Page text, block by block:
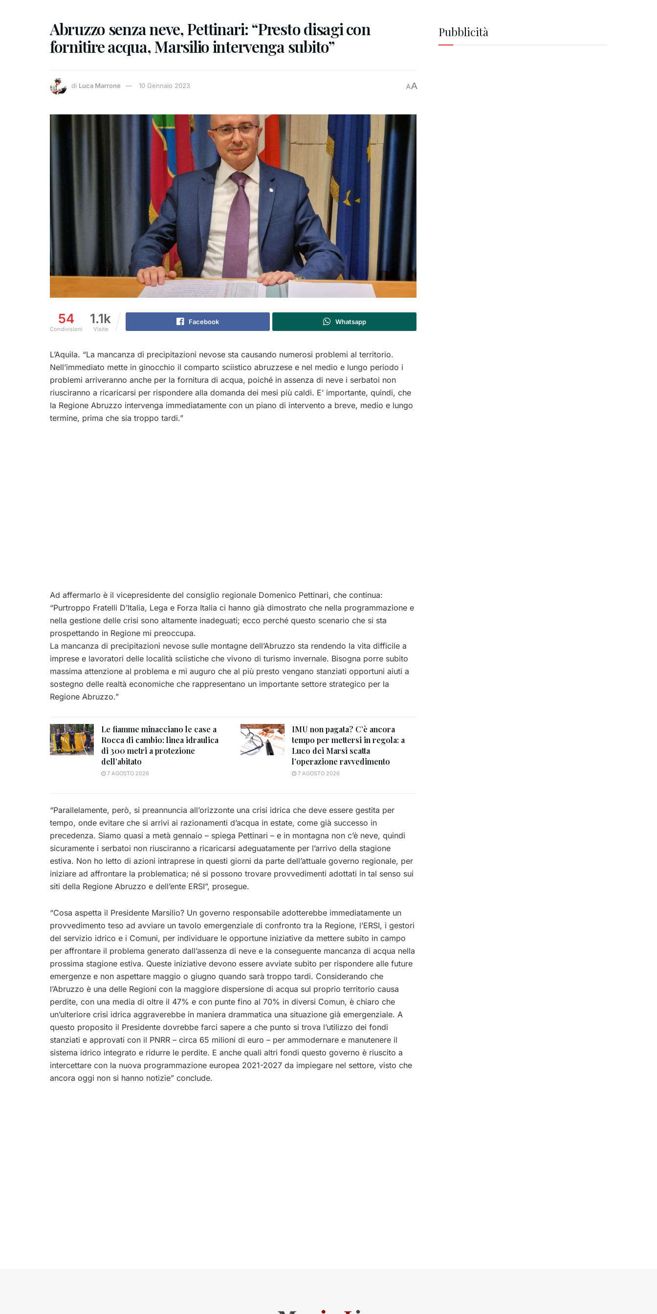
Abruzzo senza neve, Pettinari: “Presto disagi con
fornitire acqua, Marsilio intervenga subito”
di Luca Marrone 10 Gennaio 2023 AA
54
Condivisioni
1.1k
Visite
Facebook Whatsapp
L’Aquila. “La mancanza di precipitazioni nevose sta causando numerosi problemi al territorio.
Nell’immediato mette in ginocchio il comparto sciistico abruzzese e nel medio e lungo periodo i
problemi arriveranno anche per la fornitura di acqua, poiché in assenza di neve i serbatoi non
riusciranno a ricaricarsi per rispondere alla domanda dei mesi più caldi. E’ importante, quindi, che
la Regione Abruzzo intervenga immediatamente con un piano di intervento a breve, medio e lungo
termine, prima che sia troppo tardi.”
Ad affermarlo è il vicepresidente del consiglio regionale Domenico Pettinari, che continua:
“Purtroppo Fratelli D’Italia, Lega e Forza Italia ci hanno già dimostrato che nella programmazione e
nella gestione delle crisi sono altamente inadeguati; ecco perché questo scenario che si sta
prospettando in Regione mi preoccupa.
La mancanza di precipitazioni nevose sulle montagne dell’Abruzzo sta rendendo la vita difficile a
imprese e lavoratori delle località sciistiche che vivono di turismo invernale. Bisogna porre subito
massima attenzione al problema e mi auguro che al più presto vengano stanziati opportuni aiuti a
sostegno delle realtà economiche che rappresentano un importante settore strategico per la
Regione Abruzzo.”
Le fiamme minacciano le case a
Rocca di cambio: linea idraulica
di 300 metri a protezione
dell’abitato
7 AGOSTO 2026
IMU non pagata? C’è ancora
tempo per mettersi in regola: a
Luco dei Marsi scatta
l’operazione ravvedimento
7 AGOSTO 2026
“Parallelamente, però, si preannuncia all’orizzonte una crisi idrica che deve essere gestita per
tempo, onde evitare che si arrivi ai razionamenti d’acqua in estate, come già successo in
precedenza. Siamo quasi a metà gennaio – spiega Pettinari – e in montagna non c’è neve, quindi
sicuramente i serbatoi non riusciranno a ricaricarsi adeguatamente per l’arrivo della stagione
estiva. Non ho letto di azioni intraprese in questi giorni da parte dell’attuale governo regionale, per
iniziare ad affrontare la problematica; né si possono trovare provvedimenti adottati in tal senso sui
siti della Regione Abruzzo e dell’ente ERSI”, prosegue.
“Cosa aspetta il Presidente Marsilio? Un governo responsabile adotterebbe immediatamente un
provvedimento teso ad avviare un tavolo emergenziale di confronto tra la Regione, l’ERSI, i gestori
del servizio idrico e i Comuni, per individuare le opportune iniziative da mettere subito in campo
per affrontare il problema generato dall’assenza di neve e la conseguente mancanza di acqua nella
prossima stagione estiva. Queste iniziative devono essere avviate subito per rispondere alle future
emergenze e non aspettare maggio o giugno quando sarà troppo tardi. Considerando che
l’Abruzzo è una delle Regioni con la maggiore dispersione di acqua sul proprio territorio causa
perdite, con una media di oltre il 47% e con punte fino al 70% in diversi Comun, è chiaro che
un’ulteriore crisi idrica aggraverebbe in maniera drammatica una situazione già emergenziale. A
questo proposito il Presidente dovrebbe farci sapere a che punto si trova l’utilizzo dei fondi
stanziati e approvati con il PNRR – circa 65 milioni di euro – per ammodernare e manutenere il
sistema idrico integrato e ridurre le perdite. E anche quali altri fondi questo governo è riuscito a
intercettare con la nuova programmazione europea 2021-2027 da impiegare nel settore, visto che
ancora oggi non si hanno notizie” conclude.
Pubblicità